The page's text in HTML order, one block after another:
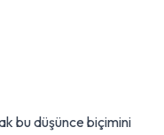
bu düşünce biçimini